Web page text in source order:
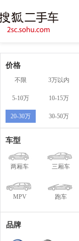
价格
不限 3万以内
5-10万 10-15万
20-30万 30-50万
车型
两厢车 三厢车
MPV 跑车
品牌